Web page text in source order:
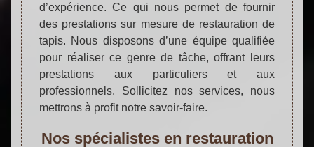
d’expérience. Ce qui nous permet de fournir
des prestations sur mesure de restauration de
tapis. Nous disposons d’une équipe qualifiée
pour réaliser ce genre de tâche, offrant leurs
prestations aux particuliers et aux
professionnels. Sollicitez nos services, nous
mettrons à profit notre savoir-faire.
Nos spécialistes en restauration